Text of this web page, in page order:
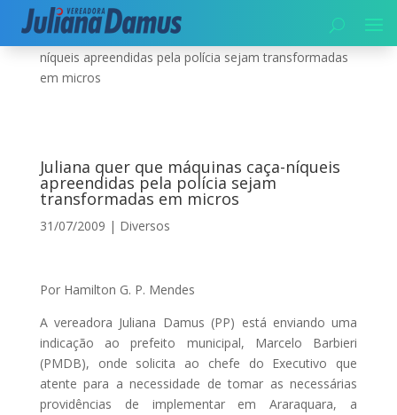
Início|Diversos|Juliana quer que máquinas caça-
níqueis apreendidas pela polícia sejam transformadas
em micros
Juliana quer que máquinas caça-níqueis
apreendidas pela polícia sejam
transformadas em micros
31/07/2009 | Diversos
Por Hamilton G. P. Mendes
A vereadora Juliana Damus (PP) está enviando uma
indicação ao prefeito municipal, Marcelo Barbieri
(PMDB), onde solicita ao chefe do Executivo que
atente para a necessidade de tomar as necessárias
providências de implementar em Araraquara, a